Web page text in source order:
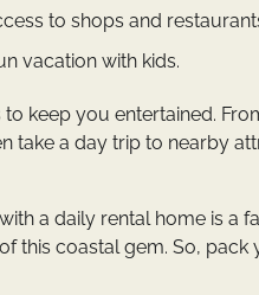
to shops and
vacation with kids.
keep you entertained.
take a day trip to nearby
a daily rental home is a
this coastal gem. So,